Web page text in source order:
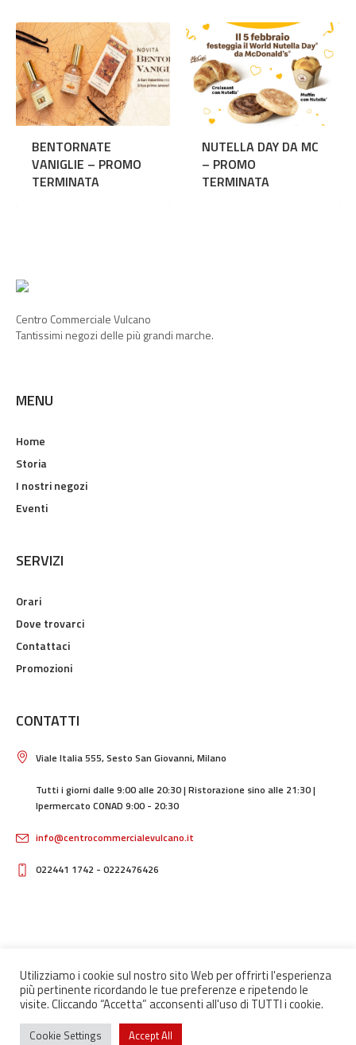
– PROMO
NUTELLA DAY DA MC
– PROMO
I SALDI
Centro Commerciale Vulcano
Tantissimi negozi delle più grandi marche.
MENU
Home
Storia
I nostri negozi
Eventi
SERVIZI
Orari
Dove trovarci
Contattaci
Promozioni
CONTATTI
Viale Italia 555, Sesto San Giovanni, Milano
Tutti i giorni dalle 9:00 alle 20:30 | Ristorazione sino alle 21:30 |
Ipermercato CONAD 9:00 - 20:30
info@centrocommercialevulcano.it
022441 1742 - 0222476426
Home Storia Ristoranti I nostri negozi
Contatti
Promozioni
Raggiungici
Orari
PRIVACY POLICY/ CENTRO COMMERCIALE VULCANO © 2022/ ALL RIGHTS
Utilizziamo i cookie sul nostro sito Web per offrirti l'esperienza
più pertinente ricordando le tue preferenze e ripetendo le
visite. Cliccando “Accetta” acconsenti all'uso di TUTTI i cookie.
Cookie Settings Accept All